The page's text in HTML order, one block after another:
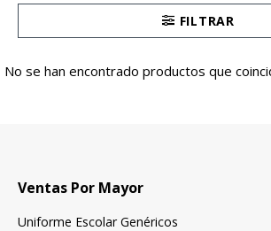
FILTRAR
No se han encontrado productos que
Ventas Por Mayor
Uniforme Escolar Genéricos